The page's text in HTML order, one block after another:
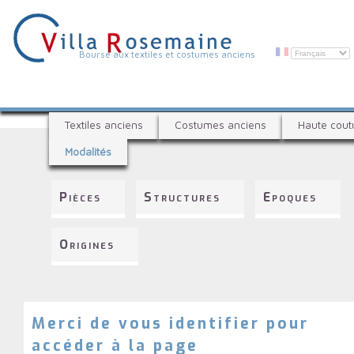
contenu
principal
l
l
a
R
o
e
n
e
Bourse aux textiles et costumes anciens
r
t
Textiles anciens Costumes anciens Haute
Modalités
Pièces Structures Epoques
Origines
Merci de vous identifier pour
accéder à la page